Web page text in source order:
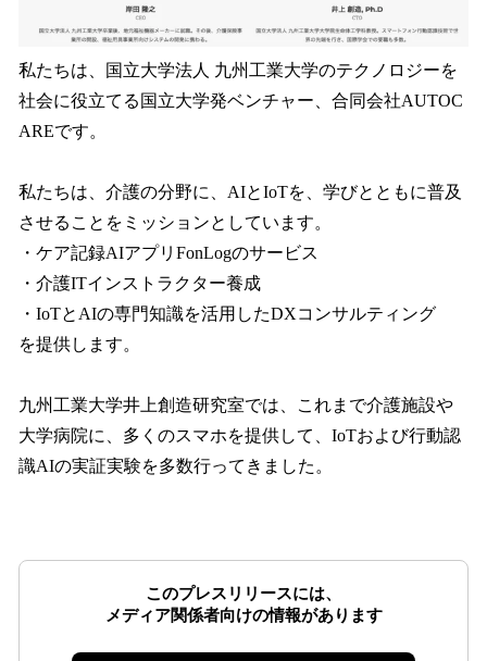
私たちは、国立大学法人 九州工業大学のテクノロジーを
社会に役立てる国立大学発ベンチャー、合同会社AUTOC
AREです。
私たちは、介護の分野に、AIとIoTを、学びとともに普及
させることをミッションとしています。
・ケア記録AIアプリFonLogのサービス
・介護ITインストラクター養成
・IoTとAIの専門知識を活用したDXコンサルティング
を提供します。
九州工業大学井上創造研究室では、これまで介護施設や
大学病院に、多くのスマホを提供して、IoTおよび行動認
識AIの実証実験を多数行ってきました。
このプレスリリースには、
メディア関係者向けの情報があります